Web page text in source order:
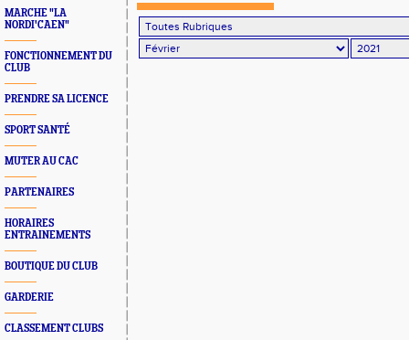
MARCHE "LA
NORDI'CAEN"
FONCTIONNEMENT DU
CLUB
PRENDRE SA LICENCE
SPORT SANTÉ
MUTER AU CAC
PARTENAIRES
HORAIRES
ENTRAINEMENTS
BOUTIQUE DU CLUB
GARDERIE
CLASSEMENT CLUBS